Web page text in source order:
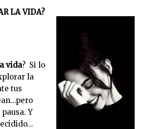
LA VIDA?
vida? Si lo
la
tus
Y